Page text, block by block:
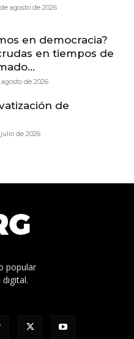
agosto de 2026
en democracia?
en tiempos de
de 2026
de
julio de 2026
popular
digital.